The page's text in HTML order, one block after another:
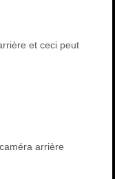
et ceci peut
arrière